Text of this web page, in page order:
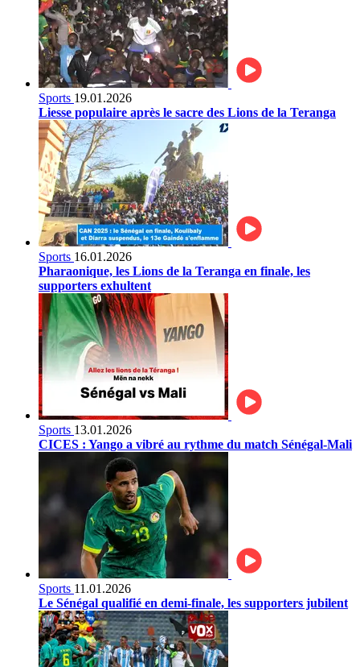
Sports 19.01.2026
Liesse populaire après le sacre des Lions de la Teranga
Sports 16.01.2026
Pharaonique, les Lions de la Teranga en finale, les
supporters exhultent
Sports 13.01.2026
CICES : Yango a vibré au rythme du match Sénégal-Mali
Sports 11.01.2026
Le Sénégal qualifié en demi-finale, les supporters jubilent